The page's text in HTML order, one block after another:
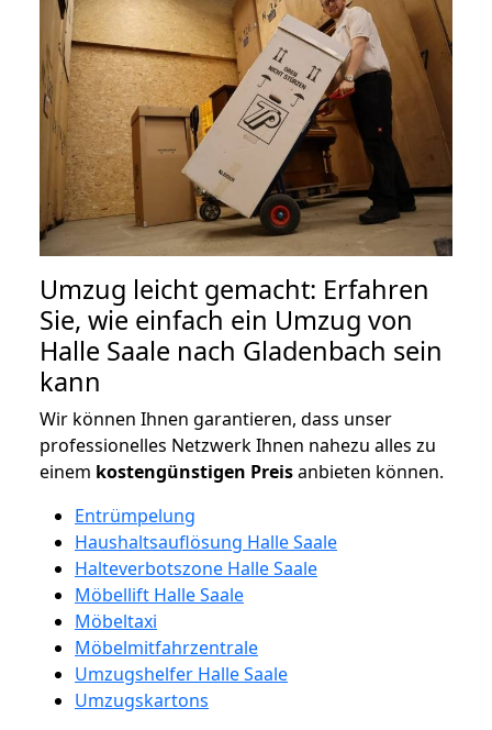
Umzug leicht gemacht: Erfahren
Sie, wie einfach ein Umzug von
Halle Saale nach Gladenbach sein
kann
Wir können Ihnen garantieren, dass unser
professionelles Netzwerk Ihnen nahezu alles zu
einem kostengünstigen Preisanbieten können.
Entrümpelung
Haushaltsauflösung Halle Saale
Halteverbotszone Halle Saale
Möbellift Halle Saale
Möbeltaxi
Möbelmitfahrzentrale
Umzugshelfer Halle Saale
Umzugskartons